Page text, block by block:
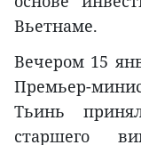
Вьетнаме.
Вечером 15
Премьер-
Тьинь
старшего